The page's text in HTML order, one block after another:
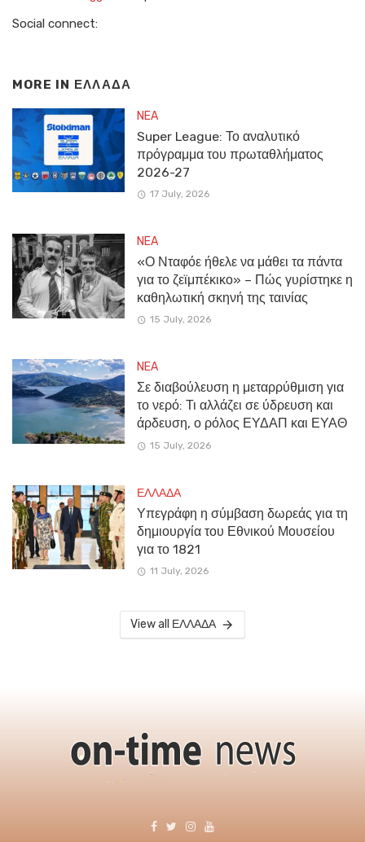
Social connect:
MORE IN ΕΛΛΑΔΑ
NEA
Super League: Το αναλυτικό
πρόγραμμα του πρωταθλήματος
2026-27
17 July, 2026
NEA
«Ο Νταφόε ήθελε να μάθει τα πάντα
για το ζεϊμπέκικο» – Πώς γυρίστηκε η
καθηλωτική σκηνή της ταινίας
15 July, 2026
NEA
Σε διαβούλευση η μεταρρύθμιση για
το νερό: Τι αλλάζει σε ύδρευση και
άρδευση, ο ρόλος ΕΥΔΑΠ και ΕΥΑΘ
15 July, 2026
ΕΛΛΑΔΑ
Υπεγράφη η σύμβαση δωρεάς για τη
δημιουργία του Εθνικού Μουσείου
για το 1821
11 July, 2026
View all ΕΛΛΑΔΑ